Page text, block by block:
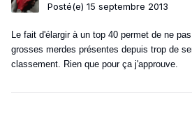
Posté(e) 15 septembre 2013
Le fait d'élargir à un top 40 permet de ne
grosses merdes présentes depuis trop de
classement. Rien que pour ça j'approuve.